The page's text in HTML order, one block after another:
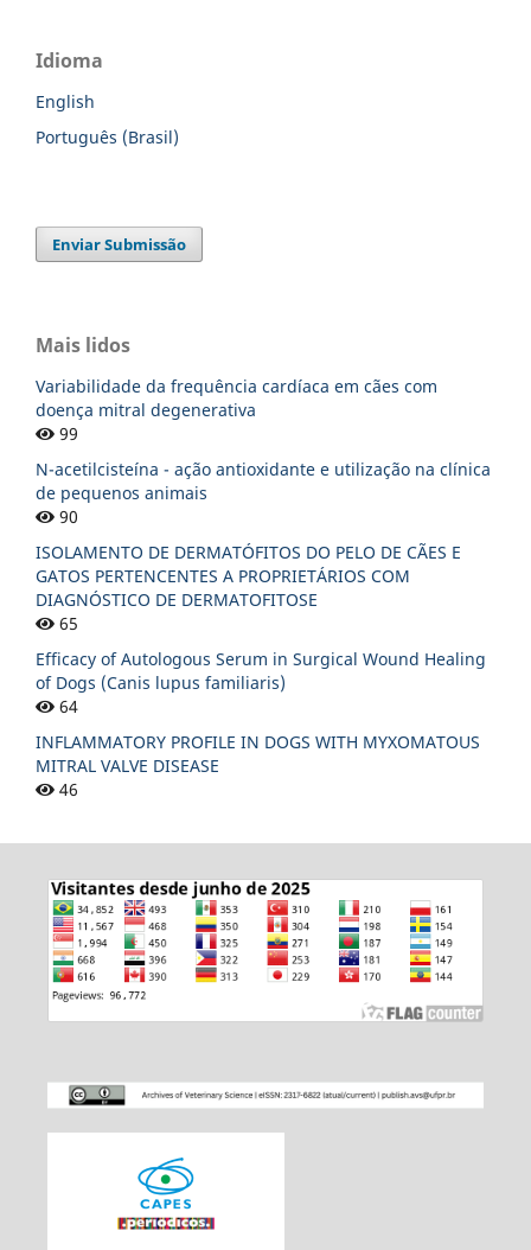
Idioma
English
Português (Brasil)
Enviar Submissão
Mais lidos
Variabilidade da frequência cardíaca em cães com
doença mitral degenerativa
99
N-acetilcisteína - ação antioxidante e utilização na clínica
de pequenos animais
90
ISOLAMENTO DE DERMATÓFITOS DO PELO DE CÃES E
GATOS PERTENCENTES A PROPRIETÁRIOS COM
DIAGNÓSTICO DE DERMATOFITOSE
65
Efficacy of Autologous Serum in Surgical Wound Healing
of Dogs (Canis lupus familiaris)
64
INFLAMMATORY PROFILE IN DOGS WITH MYXOMATOUS
MITRAL VALVE DISEASE
46